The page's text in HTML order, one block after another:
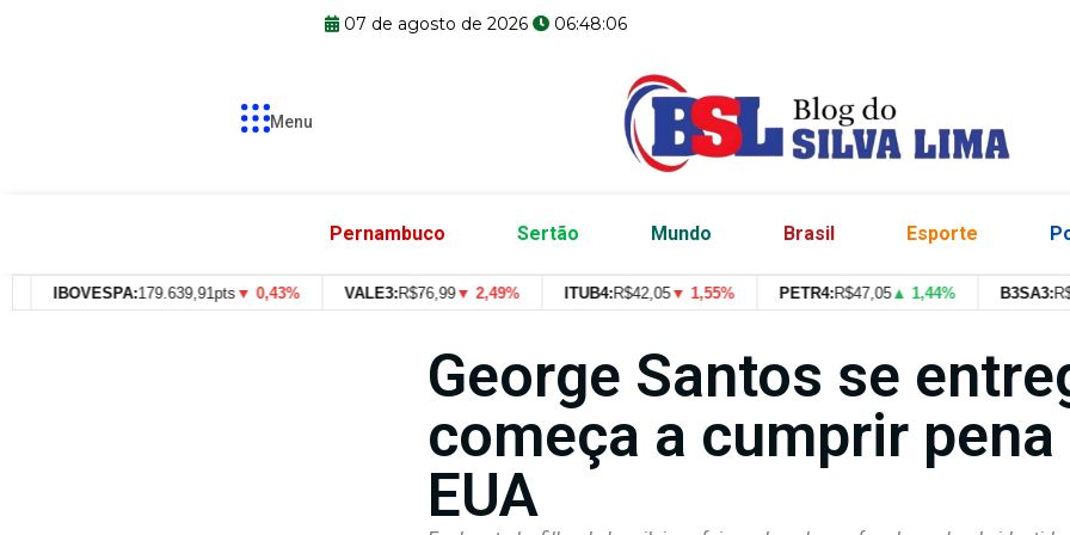
07 de agosto de 2026 06:48:07
Menu
Pernambuco Sertão Mundo Brasil Esporte
IBOVESPA:179.639,91pts▼ 0,43% VALE3:R$76,99▼ 2,49% ITUB4:R$42,05▼ 1,55% PETR4:R$47,05▲ 1,44% B3SA3:R$----
George Santos se
começa a cumprir pena
EUA